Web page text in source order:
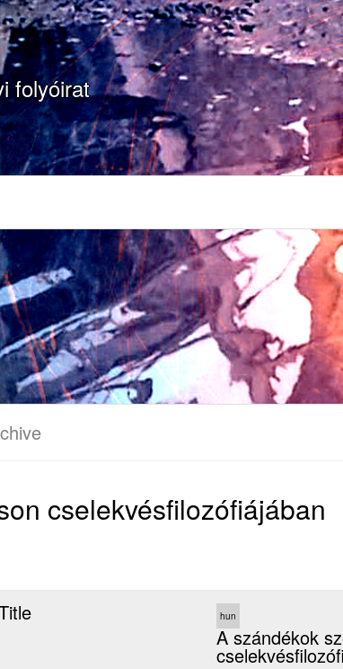
folyóirat
cselekvésfilozófiájában
hun
A szándékok